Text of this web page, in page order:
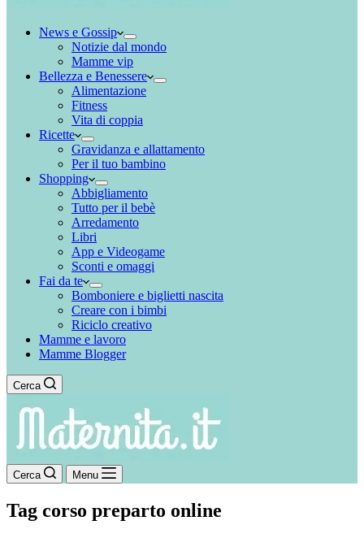
News e Gossip
Notizie dal mondo
Mamme vip
Bellezza e Benessere
Alimentazione
Fitness
Vita di coppia
Ricette
Gravidanza e allattamento
Per il tuo bambino
Shopping
Abbigliamento
Tutto per il bebè
Arredamento
Libri
App e Videogame
Sconti e omaggi
Fai da te
Bomboniere e biglietti nascita
Creare con i bimbi
Riciclo creativo
Mamme e lavoro
Mamme Blogger
Cerca
Cerca Menu
Tag corso preparto online